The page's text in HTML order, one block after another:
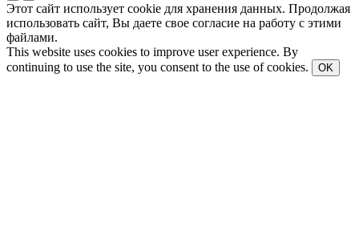
Этот сайт использует cookie для хранения данных. Продолжая
использовать сайт, Вы даете свое согласие на работу с этими
файлами.
This website uses cookies to improve user experience. By
continuing to use the site, you consent to the use of cookies.
OK